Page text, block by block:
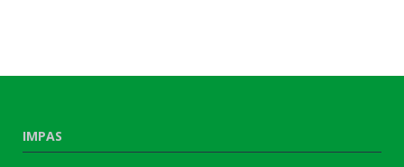
IMPAS